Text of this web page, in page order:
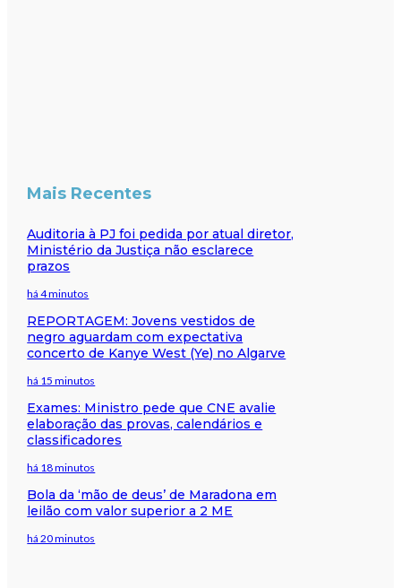
Mais Recentes
Auditoria à PJ foi pedida por atual diretor,
Ministério da Justiça não esclarece
prazos
há 4 minutos
REPORTAGEM: Jovens vestidos de
negro aguardam com expectativa
concerto de Kanye West (Ye) no Algarve
há 15 minutos
Exames: Ministro pede que CNE avalie
elaboração das provas, calendários e
classificadores
há 18 minutos
Bola da ‘mão de deus’ de Maradona em
leilão com valor superior a 2 ME
há 20 minutos